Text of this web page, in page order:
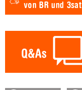
von BR und 3sat